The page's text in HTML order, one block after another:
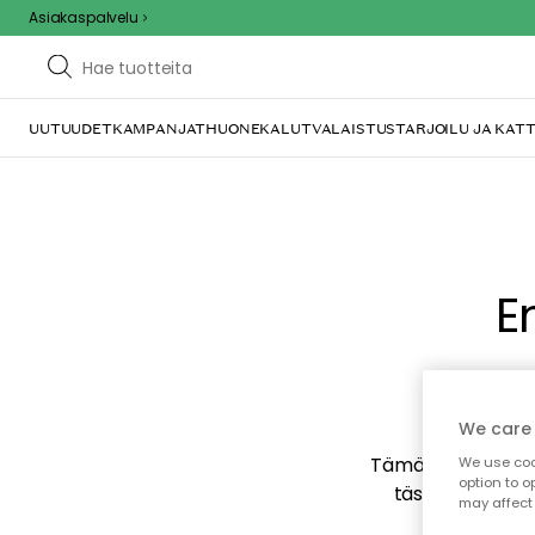
Asiakaspalvelu
UUTUUDETKAMPANJATHUONEKALUTVALAISTUSTARJOILU JA
Tämä voi johtua
tästä
We
We use
option to
may affect